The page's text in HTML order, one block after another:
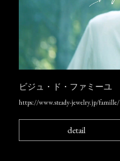
ビジュ・ド・ファミーユ
https://www.steady-jewelry.jp/famille/
detail